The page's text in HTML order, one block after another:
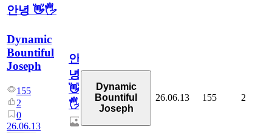
안녕 👋🖐
Dynamic
Bountiful
Joseph
155
2
0
26.06.13
안
녕
👋
🖐
Dynamic
Bountiful
Joseph
26.06.13 155 2